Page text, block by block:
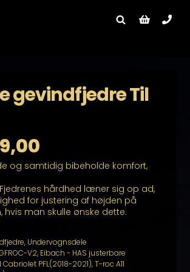
gevindfjedre Til
Prisinterval:
kr. 5.099,00
til
og samtidig bibeholde komfort,
hårdhed læner sig op ad,
for justering af højden på
man skulle ønske dette.
, Undervognsdele
V2, Eibach - HAS justerbare
Cabriolet PFL(2018-2021),T-roc A11